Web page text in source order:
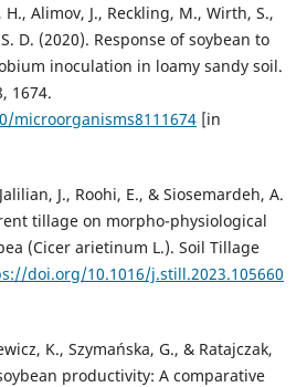
Alimov, J., Reckling, M., Wirth, S.,
D. (2020). Response of soybean to
inoculation in loamy sandy soil.
1674.
microorganisms8111674[in
J., Roohi, E., & Siosemardeh, A.
tillage on morpho-physiological
(Cicer arietinum L.). Soil Tillage
doi.org/10.1016/j.still.2023.105660
K., Szymańska, G., & Ratajczak,
productivity: A comparative